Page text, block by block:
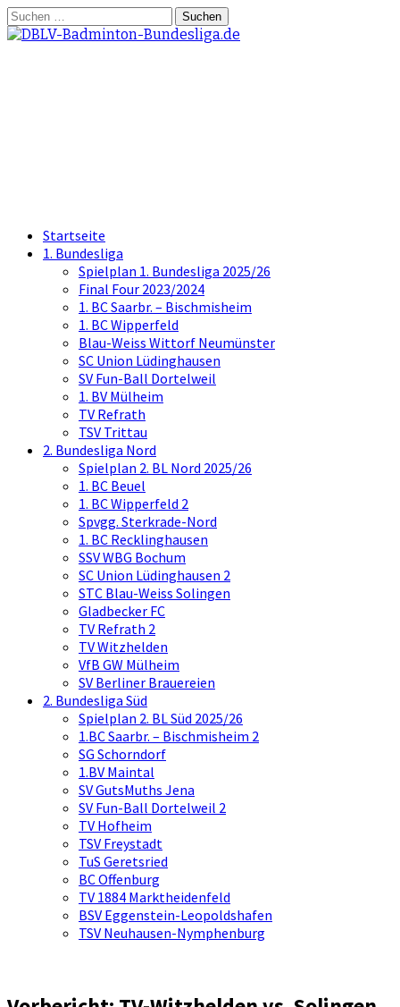
Springe
zum
Suchen
nach:
Startseite
1. Bundesliga
Spielplan 1. Bundesliga 2025/26
Final Four 2023/2024
1. BC Saarbr. – Bischmisheim
1. BC Wipperfeld
Blau-Weiss Wittorf Neumünster
SC Union Lüdinghausen
SV Fun-Ball Dortelweil
1. BV Mülheim
TV Refrath
TSV Trittau
2. Bundesliga Nord
Spielplan 2. BL Nord 2025/26
1. BC Beuel
1. BC Wipperfeld 2
Spvgg. Sterkrade-Nord
1. BC Recklinghausen
SSV WBG Bochum
SC Union Lüdinghausen 2
STC Blau-Weiss Solingen
Gladbecker FC
TV Refrath 2
TV Witzhelden
VfB GW Mülheim
SV Berliner Brauereien
2. Bundesliga Süd
Spielplan 2. BL Süd 2025/26
1.BC Saarbr. – Bischmisheim 2
SG Schorndorf
1.BV Maintal
SV GutsMuths Jena
SV Fun-Ball Dortelweil 2
TV Hofheim
TSV Freystadt
TuS Geretsried
BC Offenburg
TV 1884 Marktheidenfeld
BSV Eggenstein-Leopoldshafen
TSV Neuhausen-Nymphenburg